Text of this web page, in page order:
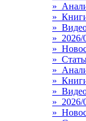
»
»
»
» 2026/
»
»
»
»
»
» 2026/
»